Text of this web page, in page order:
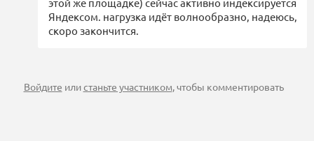
Яндексом. нагрузка идёт волнообразно, надеюсь,
скоро закончится.
Войдите илистаньте участником, чтобы комментировать